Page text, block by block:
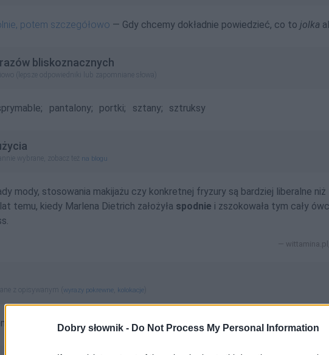
Dobry słownik - Do Not Process My Personal Information
potem szczegółowo — Gdy chcemy dokładnie powiedzieć, co to jolka
bliskoznacznych
(lepsze odpowiedniki lub zapomniane słowa)
pantalony; portki; sztany; sztruksy
wybrane, zobacz też na blogu
mody, stosowania makijażu czy konkretnej fryzury są bardziej liberalne niż
temu, kiedy Marlena Dietrich założyła spodnie i zszokowała tym cały
z opisywanym ( wyrazy pokrewne kolokacje
lampas